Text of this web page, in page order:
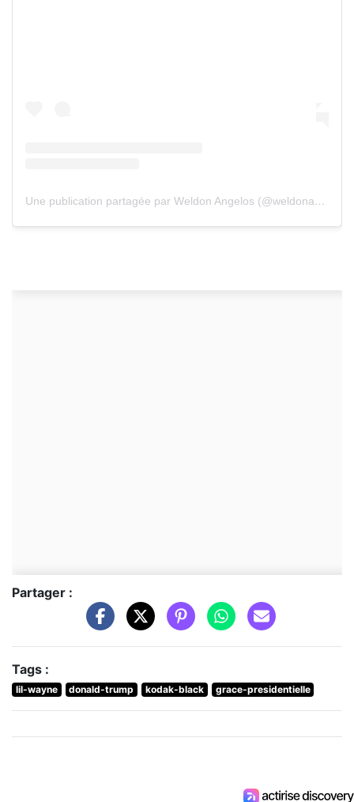
Une publication partagée par Weldon Angelos (@weldonangelos)
Partager :
Tags :
lil-wayne donald-trump kodak-black grace-presidentielle